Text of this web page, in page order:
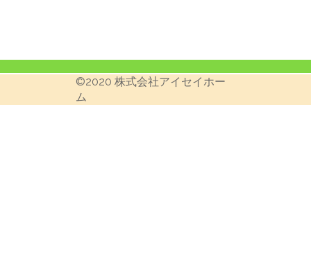
©︎2020 株式会社アイセイホー
ム